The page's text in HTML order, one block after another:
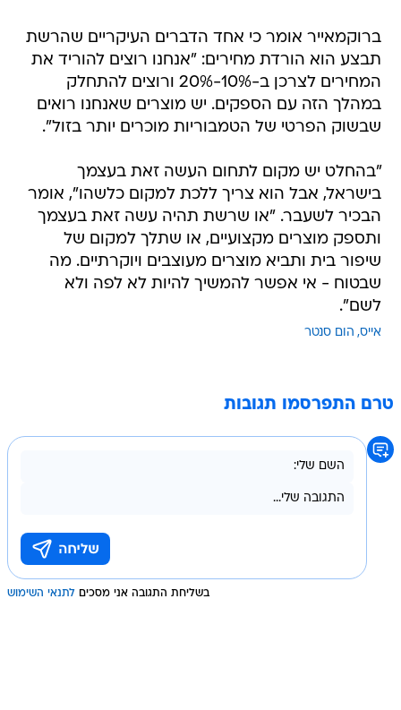
ברוקמאייר אומר כי אחד הדברים העיקריים שהרשת
תבצע הוא הורדת מחירים: "אנחנו רוצים להוריד את
המחירים לצרכן ב-10%-20% ורוצים להתחלק
במהלך הזה עם הספקים. יש מוצרים שאנחנו רואים
שבשוק הפרטי של הטמבוריות מוכרים יותר בזול".
"בהחלט יש מקום לתחום העשה זאת בעצמך
בישראל, אבל הוא צריך ללכת למקום כלשהו", אומר
הבכיר לשעבר. "או שרשת תהיה עשה זאת בעצמך
ותספק מוצרים מקצועיים, או שתלך למקום של
שיפור בית ותביא מוצרים מעוצבים ויוקרתיים. מה
שבטוח - אי אפשר להמשיך להיות לא לפה ולא
לשם".
אייס הום סנטר
טרם התפרסמו תגובות
בשליחת התגובה אני מסכים לתנאי השימוש